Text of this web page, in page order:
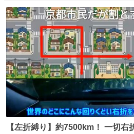
ト
数
数
【左折縛り】約7500km！ 一切右